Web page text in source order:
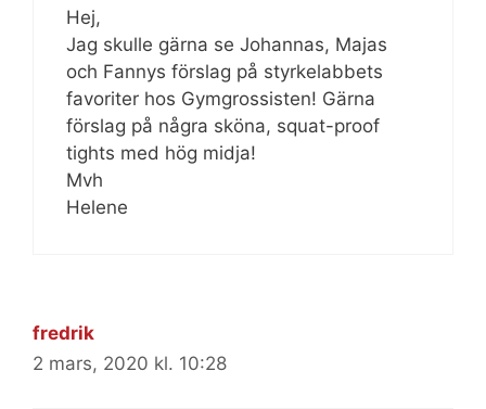
Hej,
Jag skulle gärna se Johannas, Majas
och Fannys förslag på styrkelabbets
favoriter hos Gymgrossisten! Gärna
förslag på några sköna, squat-proof
tights med hög midja!
Mvh
Helene
fredrik
2 mars, 2020 kl. 10:28